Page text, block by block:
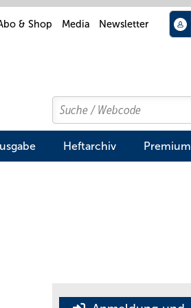
& Shop Media Newsletter
Search
Suchen
Heftarchiv Premium